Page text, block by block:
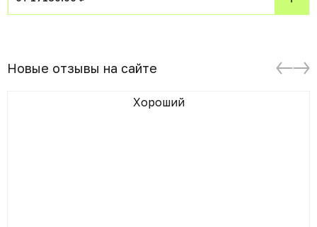
Новые отзывы на сайте
Хороший